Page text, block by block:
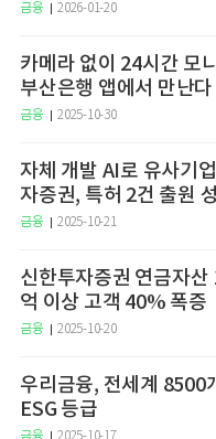
금융 2026-01-20
카메라 없이 24시간
부산은행 앱에서 만난다
금융 2025-10-30
자체 개발 AI로 유사기
자증권, 특허 2건 출원
금융 2025-10-21
신한투자증권 연금자산
억 이상 고객 40% 폭증
금융 2025-10-20
우리금융, 전세계 8500
ESG 등급